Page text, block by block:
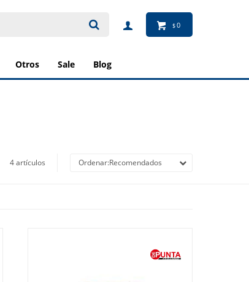
otros sale blog
$0
4 artículos Recomendados